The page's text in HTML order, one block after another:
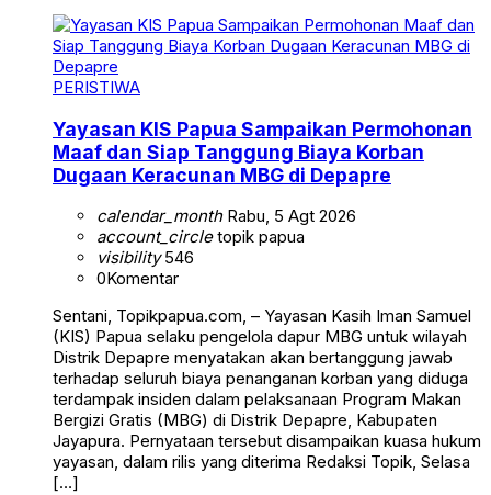
PERISTIWA
Yayasan KIS Papua Sampaikan Permohonan
Maaf dan Siap Tanggung Biaya Korban
Dugaan Keracunan MBG di Depapre
calendar_monthRabu, 5 Agt 2026
account_circletopik papua
visibility546
0Komentar
Sentani, Topikpapua.com, – Yayasan Kasih Iman Samuel
(KIS) Papua selaku pengelola dapur MBG untuk wilayah
Distrik Depapre menyatakan akan bertanggung jawab
terhadap seluruh biaya penanganan korban yang diduga
terdampak insiden dalam pelaksanaan Program Makan
Bergizi Gratis (MBG) di Distrik Depapre, Kabupaten
Jayapura. Pernyataan tersebut disampaikan kuasa hukum
yayasan, dalam rilis yang diterima Redaksi Topik, Selasa
[…]